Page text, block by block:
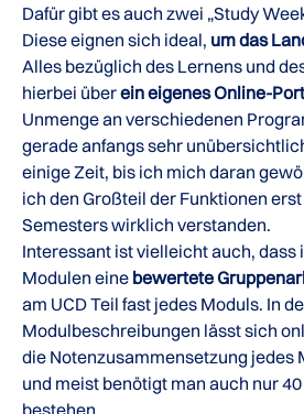
Dafür gibt es auch zwei „Study
Diese eignen sich ideal, um das
Alles bezüglich des Lernens und
hierbei überein eigenes Online-
Unmenge an verschiedenen
gerade anfangs sehr
einige Zeit, bis ich mich daran
ich den Großteil der Funktionen
Semesters wirklich verstanden.
Interessant ist vielleicht auch, dass
Modulen eine bewertete
am UCD Teil fast jedes Moduls. In
Modulbeschreibungen lässt sich
die Notenzusammensetzung jedes
und meist benötigt man auch nur